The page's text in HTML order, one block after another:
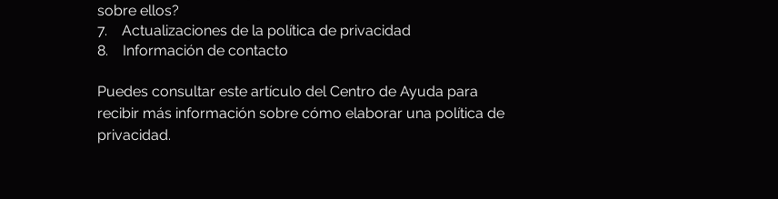
sobre ellos?
7. Actualizaciones de la política de privacidad
8. Información de contacto
Puedes consultar este artículo del Centro de Ayuda para
recibir más información sobre cómo elaborar una política de
privacidad.